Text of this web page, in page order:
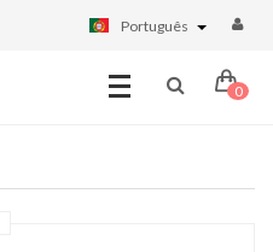
Português
0